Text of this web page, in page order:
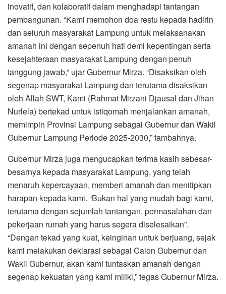
inovatif, dan kolaboratif dalam menghadapi tantangan
pembangunan. “Kami memohon doa restu kepada hadirin
dan seluruh masyarakat Lampung untuk melaksanakan
amanah ini dengan sepenuh hati demi kepentingan serta
kesejahteraan masyarakat Lampung dengan penuh
tanggung jawab,” ujar Gubernur Mirza. “Disaksikan oleh
segenap masyarakat Lampung dan terutama disaksikan
oleh Allah SWT, Kami (Rahmat Mirzani Djausal dan Jihan
Nurlela) bertekad untuk istiqomah menjalankan amanah,
memimpin Provinsi Lampung sebagai Gubernur dan Wakil
Gubernur Lampung Periode 2025-2030,” tambahnya.
Gubernur Mirza juga mengucapkan terima kasih sebesar-
besarnya kepada masyarakat Lampung, yang telah
menaruh kepercayaan, memberi amanah dan menitipkan
harapan kepada kami. “Bukan hal yang mudah bagi kami,
terutama dengan sejumlah tantangan, permasalahan dan
pekerjaan rumah yang harus segera diselesaikan”.
“Dengan tekad yang kuat, keinginan untuk berjuang, sejak
kami melakukan deklarasi sebagai Calon Gubernur dan
Wakil Gubernur, akan kami tuntaskan amanah dengan
segenap kekuatan yang kami miliki,” tegas Gubernur Mirza.